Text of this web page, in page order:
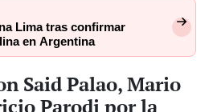
Lima tras confirmar
en Argentina
Said Palao, Mario
Parodi por la